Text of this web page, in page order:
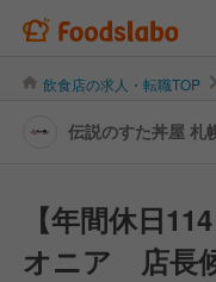
飲食店の求人・転職TOP
伝説のすた丼屋 札
【年間休日
オニア 店長